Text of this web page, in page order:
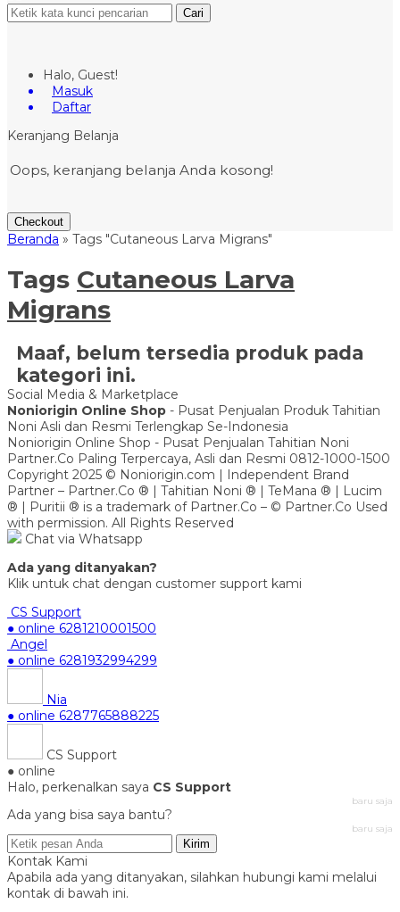
Cari
Halo, Guest!
Masuk
Daftar
Keranjang Belanja
Oops, keranjang belanja Anda kosong!
Checkout
Beranda » Tags "Cutaneous Larva Migrans"
Tags Cutaneous Larva
Migrans
Maaf, belum tersedia produk pada
kategori ini.
Social Media & Marketplace
Noniorigin Online Shop - Pusat Penjualan Produk Tahitian
Noni Asli dan Resmi Terlengkap Se-Indonesia
Noniorigin Online Shop - Pusat Penjualan Tahitian Noni
Partner.Co Paling Terpercaya, Asli dan Resmi 0812-1000-1500
Copyright 2025 © Noniorigin.com | Independent Brand
Partner – Partner.Co ® | Tahitian Noni ® | TeMana ® | Lucim
® | Puritii ® is a trademark of Partner.Co – © Partner.Co Used
with permission. All Rights Reserved
Chat via Whatsapp
Ada yang ditanyakan?
Klik untuk chat dengan customer support kami
CS Support
● online 6281210001500
Angel
● online 6281932994299
Nia
● online 6287765888225
CS Support
● online
Halo, perkenalkan saya CS Support
baru saja
Ada yang bisa saya bantu?
baru saja
Kirim
Kontak Kami
Apabila ada yang ditanyakan, silahkan hubungi kami melalui
kontak di bawah ini.